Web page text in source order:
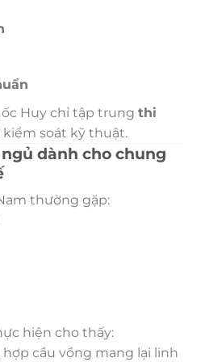
Huy chỉ tập trung thi
kiểm soát kỹ thuật.
dành cho chung
thường gặp:
hiện cho thấy:
cầu vồng mang lại linh